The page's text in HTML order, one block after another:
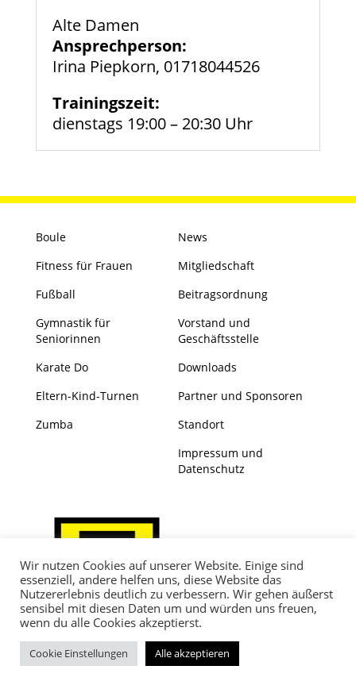
Alte Damen
Ansprechperson:
Irina Piepkorn, 01718044526
Trainingszeit:
dienstags 19:00 – 20:30 Uhr
Boule
Fitness für Frauen
Fußball
Gymnastik für
Seniorinnen
Karate Do
Eltern-Kind-Turnen
Zumba
News
Mitgliedschaft
Beitragsordnung
Vorstand und
Geschäftsstelle
Downloads
Partner und Sponsoren
Standort
Impressum und
Datenschutz
Wir nutzen Cookies auf unserer Website. Einige sind
essenziell, andere helfen uns, diese Website das
Nutzererlebnis deutlich zu verbessern. Wir gehen äußerst
sensibel mit diesen Daten um und würden uns freuen,
wenn du alle Cookies akzeptierst.
Cookie Einstellungen Alle akzeptieren